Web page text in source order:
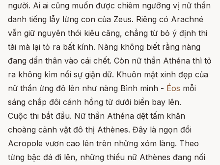
người. Ai ai cũng muốn được chiêm ngưỡng vị nữ thần
danh tiếng lẫy lừng con của Zeus. Riêng có Arachné
vẫn giữ nguyên thói kiêu căng, chẳng từ bỏ ý định thi
tài mà lại tỏ ra bất kính. Nàng không biết rằng nàng
đang dấn thân vào cái chết. Còn nữ thần Athéna thì tỏ
ra không kìm nổi sự giận dữ. Khuôn mặt xinh đẹp của
nữ thần ửng đỏ lên như nàng Bình minh - Éos mỗi
sáng chắp đôi cánh hồng từ dưới biển bay lên.
Cuộc thi bắt đầu. Nữ thần Athéna dệt tấm khăn
choàng cảnh vật đô thị Athènes. Đây là ngọn đồi
Acropole vươn cao lên trên những xóm làng. Theo
từng bậc đá đi lên, những thiếu nữ Athènes đang nối